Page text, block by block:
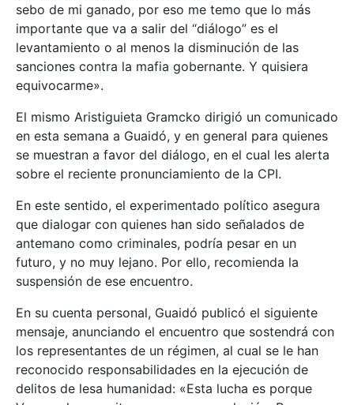
sebo de mi ganado, por eso me temo que lo más
importante que va a salir del “diálogo” es el
levantamiento o al menos la disminución de las
sanciones contra la mafia gobernante. Y quisiera
equivocarme».
El mismo Aristiguieta Gramcko dirigió un comunicado
en esta semana a Guaidó, y en general para quienes
se muestran a favor del diálogo, en el cual les alerta
sobre el reciente pronunciamiento de la CPI.
En este sentido, el experimentado político asegura
que dialogar con quienes han sido señalados de
antemano como criminales, podría pesar en un
futuro, y no muy lejano. Por ello, recomienda la
suspensión de ese encuentro.
En su cuenta personal, Guaidó publicó el siguiente
mensaje, anunciando el encuentro que sostendrá con
los representantes de un régimen, al cual se le han
reconocido responsabilidades en la ejecución de
delitos de lesa humanidad: «Esta lucha es porque